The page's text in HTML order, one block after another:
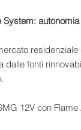
System:
dalle fonti
12V con